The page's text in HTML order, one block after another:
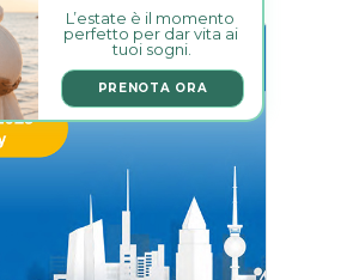
L’estate è il momento
perfetto per dar vita ai
tuoi sogni.
PRENOTA ORA